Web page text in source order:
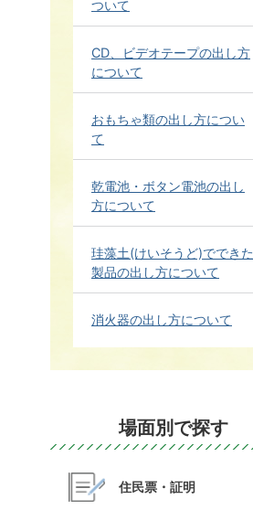
ついて
CD、ビデオテープの出し方
について
おもちゃ類の出し方につい
て
乾電池・ボタン電池の出し
方について
珪藻土(けいそうど)でできた
製品の出し方について
消火器の出し方について
場面別で探す
住民票・証明